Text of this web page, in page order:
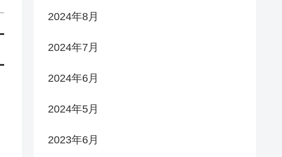
2024年8月
2024年7月
2024年6月
2024年5月
2023年6月